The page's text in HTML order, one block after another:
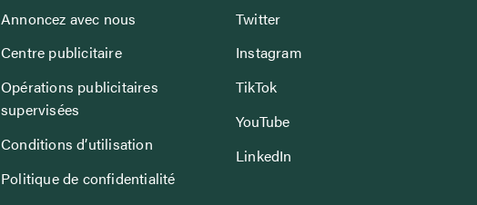
Annoncez avec nous
Centre publicitaire
Opérations publicitaires
supervisées
Conditions d’utilisation
Politique de confidentialité
Twitter
Instagram
TikTok
YouTube
LinkedIn